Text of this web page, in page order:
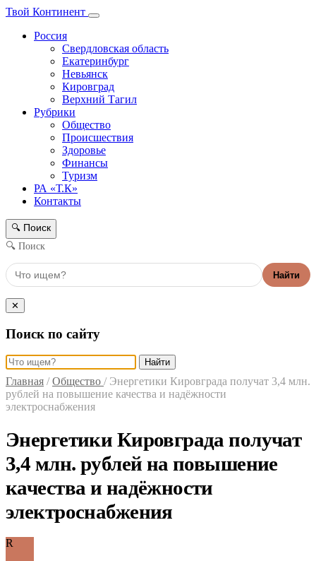
Твой Континент
Россия
Свердловская область
Екатеринбург
Невьянск
Кировград
Верхний Тагил
Рубрики
Общество
Происшествия
Здоровье
Финансы
Туризм
РА «Т.К»
Контакты
🔍 Поиск
🔍 Поиск
Найти
✕
Поиск по сайту
Найти
Главная / Общество / Энергетики Кировграда получат 3,4 млн.
рублей на повышение качества и надёжности
электроснабжения
Энергетики Кировграда получат
3,4 млн. рублей на повышение
качества и надёжности
электроснабжения
R